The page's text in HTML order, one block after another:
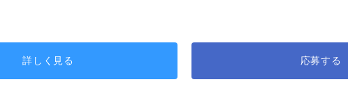
詳しく見る 応募する